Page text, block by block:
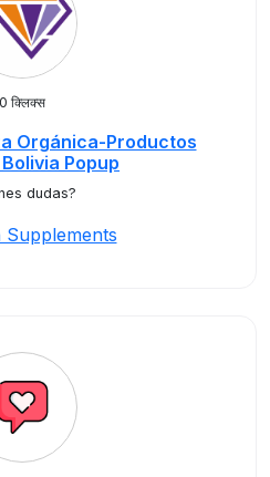
0 क्लिक्स
Orgánica-Productos
Popup
dudas?
Supplements